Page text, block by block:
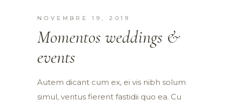
NOVEMBRE 19, 2019
Momentos weddings &
events
Autem dicant cum ex, ei vis nibh solum
simul, veritus fierent fastidii quo ea. Cu